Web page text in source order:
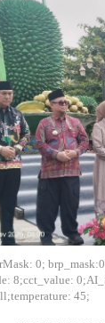
0;
8;cct_value:
45;